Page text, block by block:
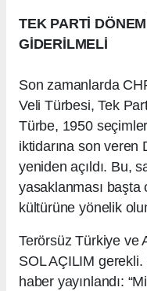
TEK PARTİ
GİDERİLMELİ
Son zamanlarda
Veli Türbesi, Tek
Türbe, 1950
iktidarına son veren
yeniden açıldı. Bu,
yasaklanması
kültürüne yönelik
Terörsüz Türkiye ve
SOL AÇILIM
haber yayınlandı: